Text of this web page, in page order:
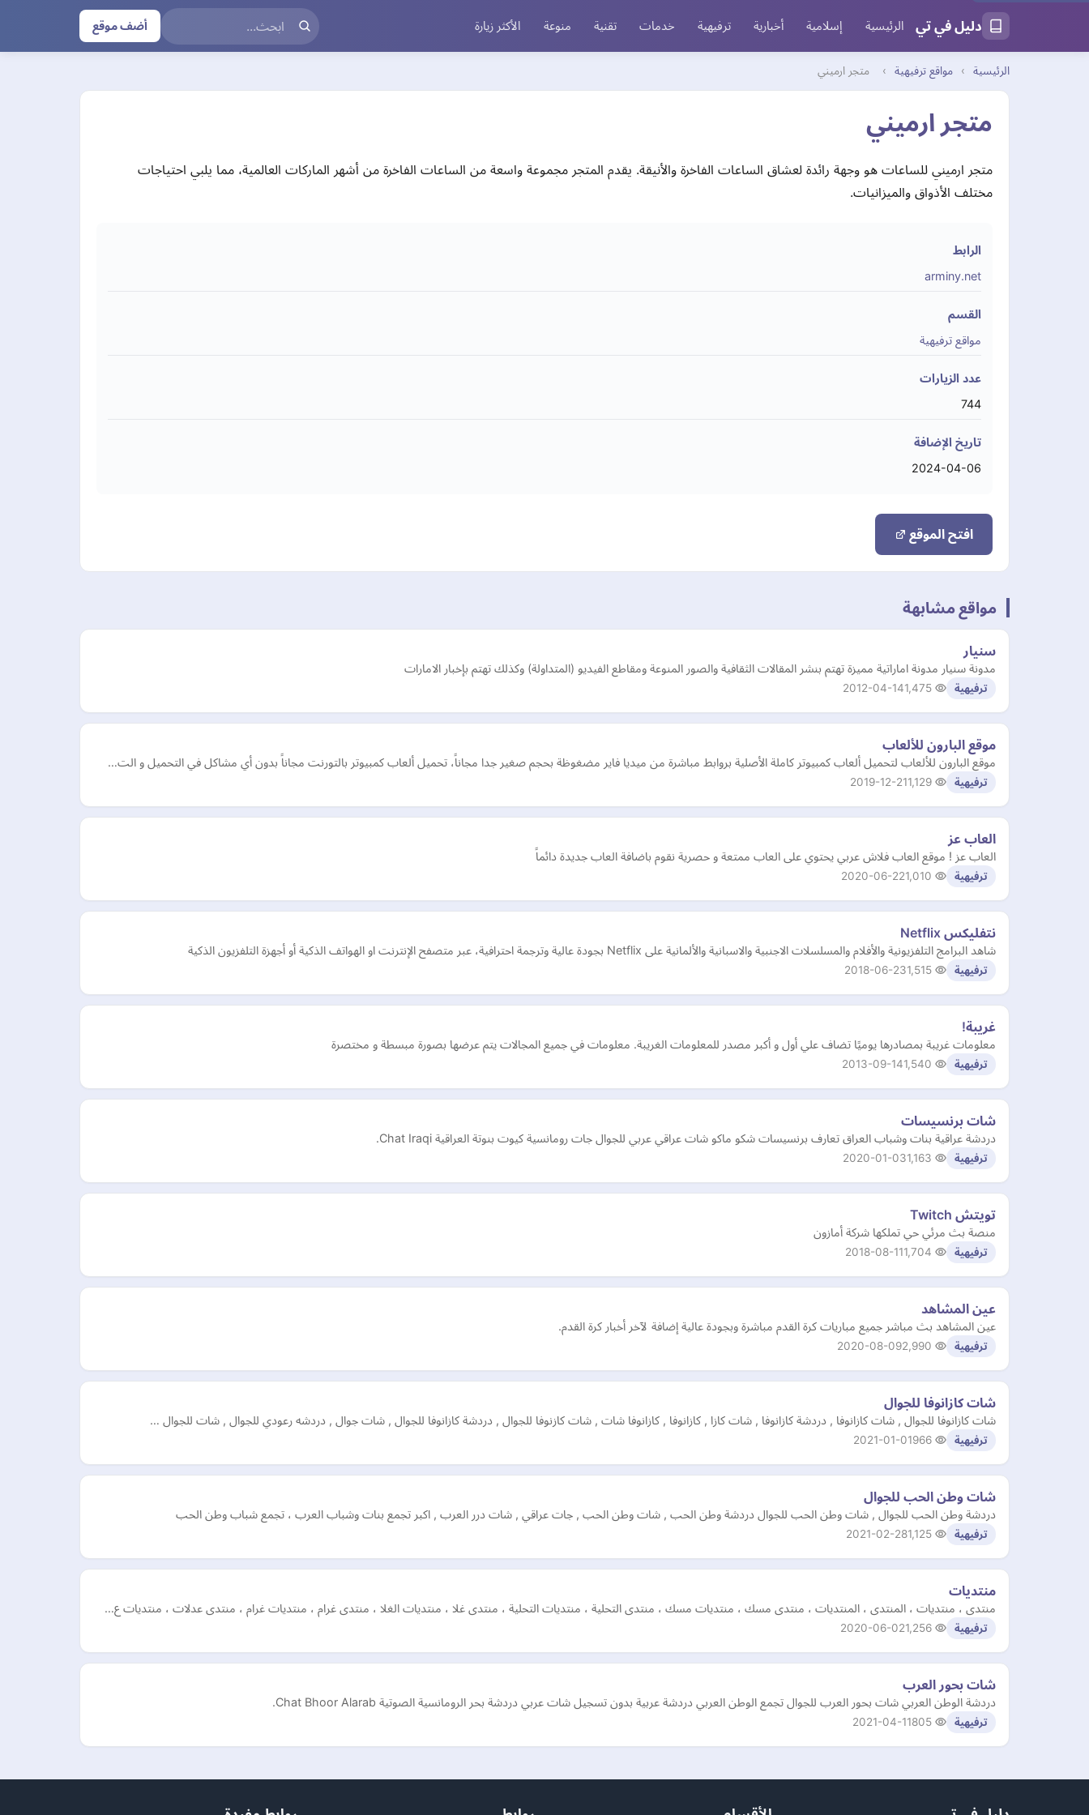
دليل في تي الرئيسية إسلامية أخبارية ترفيهية خدمات تقنية منوعة الأكثر زيارة أضف موقع
الرئيسية › مواقع ترفيهية › متجر ارميني
متجر ارميني
متجر ارميني للساعات هو وجهة رائدة لعشاق الساعات الفاخرة والأنيقة. يقدم المتجر مجموعة واسعة من الساعات الفاخرة من أشهر الماركات العالمية، مما يلبي احتياجات
مختلف الأذواق والميزانيات.
الرابط
arminy.net
القسم
مواقع ترفيهية
عدد الزيارات
744
تاريخ الإضافة
2024-04-06
افتح الموقع
مواقع مشابهة
سنيار
مدونة سنيار مدونة اماراتية مميزة تهتم بنشر المقالات الثقافية والصور المنوعة ومقاطع الفيديو (المتداولة) وكذلك تهتم بإخبار الامارات
ترفيهية 2012-04-14
موقع البارون للألعاب
موقع البارون للألعاب لتحميل ألعاب كمبيوتر كاملة الأصلية بروابط مباشرة من ميديا فاير مضغوظة بحجم صغير جدا مجاناً، تحميل ألعاب كمبيوتر بالتورنت مجاناً بدون أي مشاكل في التحميل و الت…
ترفيهية 2019-12-21
العاب عز
العاب عز ! موقع العاب فلاش عربي يحتوي على العاب ممتعة و حصرية نقوم باضافة العاب جديدة دائماً
ترفيهية 2020-06-22
نتفليكس Netflix
شاهد البرامج التلفزيونية والأفلام والمسلسلات الاجنبية والاسبانية والألمانية على Netflix بجودة عالية وترجمة احترافية، عبر متصفح الإنترنت او الهواتف الذكية أو أجهزة التلفزيون الذكية
ترفيهية 2018-06-23
غريبة!
معلومات غريبة بمصادرها يوميًا تضاف علي أول و أكبر مصدر للمعلومات الغريبة. معلومات في جميع المجالات يتم عرضها بصورة مبسطة و مختصرة
ترفيهية 2013-09-14
شات برنسيسات
دردشة عراقية بنات وشباب العراق تعارف برنسيسات شكو ماكو شات عراقي عربي للجوال جات رومانسية كيوت بنوتة العراقية Chat Iraqi.
ترفيهية 2020-01-03
تويتش Twitch
منصة بث مرئي حي تملكها شركة أمازون
ترفيهية 2018-08-11
عين المشاهد
عين المشاهد بث مباشر جميع مباريات كرة القدم مباشرة وبجودة عالية إضافة لآخر أخبار كرة القدم.
ترفيهية 2020-08-09
شات كازانوفا للجوال
شات كازانوفا للجوال , شات كازانوفا , دردشة كازانوفا , شات كازا , كازانوفا , كازانوفا شات , شات كازنوفا للجوال , دردشة كازانوفا للجوال , شات جوال , دردشه رعودي للجوال , شات للجوال …
ترفيهية 2021-01-01
شات وطن الحب للجوال
دردشة وطن الحب للجوال , شات وطن الحب للجوال دردشة وطن الحب , شات وطن الحب , جات عراقي , شات درر العرب , اكبر تجمع بنات وشباب العرب ، تجمع شباب وطن الحب
ترفيهية 2021-02-28
منتديات
منتدى ، منتديات ، المنتدى ، المنتديات ، منتدى مسك ، منتديات مسك ، منتدى التحلية ، منتديات التحلية ، منتدى غلا ، منتديات الغلا ، منتدى غرام ، منتديات غرام ، منتدى عدلات ، منتديات ع…
ترفيهية 2020-06-02
شات بحور العرب
دردشة الوطن العربي شات بحور العرب للجوال تجمع الوطن العربي دردشة عربية بدون تسجيل شات عربي دردشة بحر الرومانسية الصوتية Chat Bhoor Alarab.
ترفيهية 2021-04-11